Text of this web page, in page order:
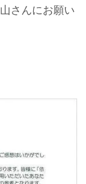
さんにお願い